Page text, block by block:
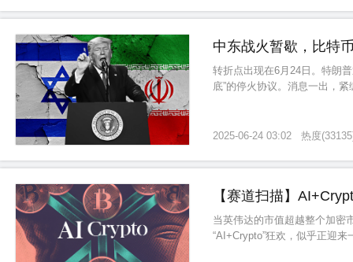
中东战火暂歇，比特
转折点出现在6月24日。特朗
底”的停火协议。消息一出，
2025-06-24 03:02 热度(33135
【赛道扫描】
当英伟达的市值超越整个加密
“AI+Crypto”狂欢，似乎正迎